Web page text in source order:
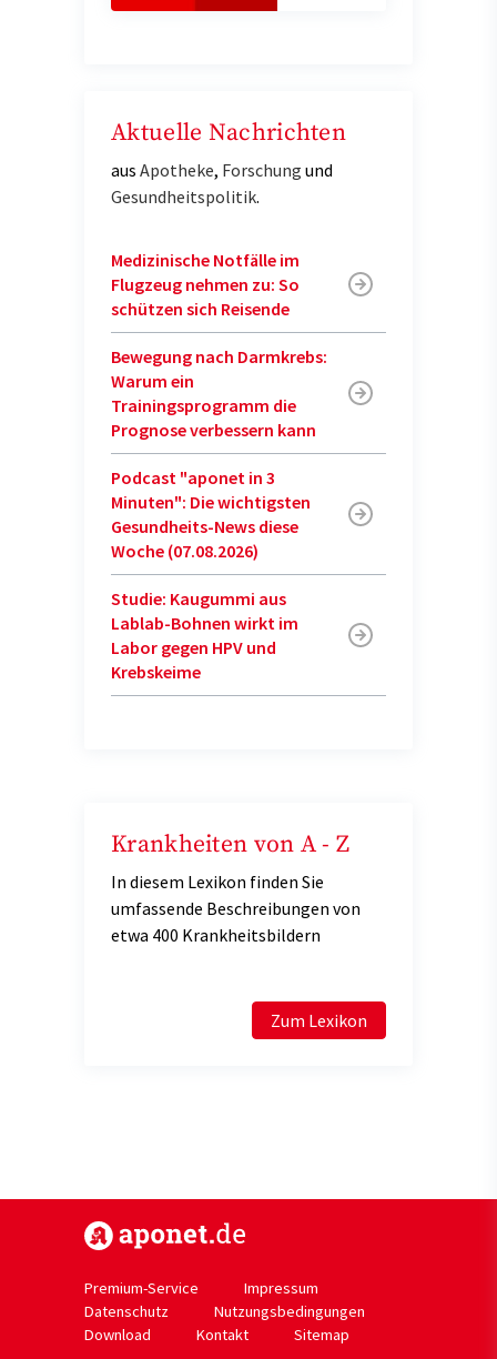
Aktuelle Nachrichten
aus Apotheke, Forschung und
Gesundheitspolitik.
Medizinische Notfälle im
Flugzeug nehmen zu: So
schützen sich Reisende
Bewegung nach Darmkrebs:
Warum ein
Trainingsprogramm die
Prognose verbessern kann
Podcast "aponet in 3
Minuten": Die wichtigsten
Gesundheits-News diese
Woche (07.08.2026)
Studie: Kaugummi aus
Lablab-Bohnen wirkt im
Labor gegen HPV und
Krebskeime
Krankheiten von A - Z
In diesem Lexikon finden Sie
umfassende Beschreibungen von
etwa 400 Krankheitsbildern
Zum Lexikon
Premium-Service
Impressum
Datenschutz
Nutzungsbedingungen
Download
Kontakt Sitemap